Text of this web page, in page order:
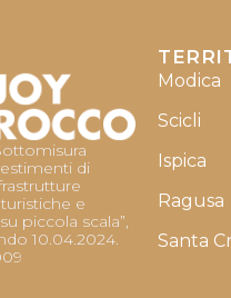
di
e
piccola scala”,
10.04.2024.
Modica
Scicli
Ispica
Ragusa
Santa